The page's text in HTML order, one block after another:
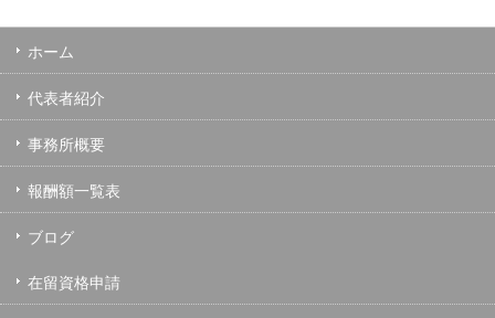
ホーム
代表者紹介
事務所概要
報酬額一覧表
ブログ
在留資格申請